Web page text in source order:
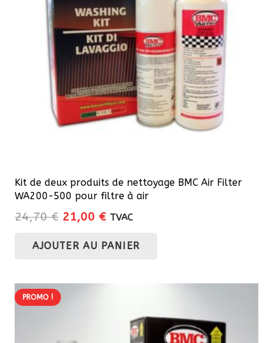
être
choisies
sur
la
page
du
produit
Kit de deux produits de nettoyage BMC Air Filter
WA200-500 pour filtre à air
24,70€ Le
initial
21,00 €Le
actuel
TVAC
AJOUTER AU PANIER
PROMO !